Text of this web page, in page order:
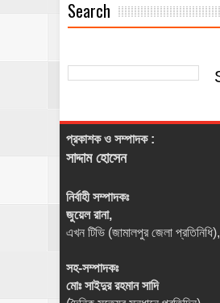
Search
প্রকাশক ও সম্পাদক :
সাদ্দাম হোসেন
নির্বাহী সম্পাদকঃ
জুয়েল রানা,
এখন টিভি (জামালপুর জেলা প্রতিনিধি),
সহ-সম্পাদকঃ
মোঃ সাইদুর রহমান সাদি